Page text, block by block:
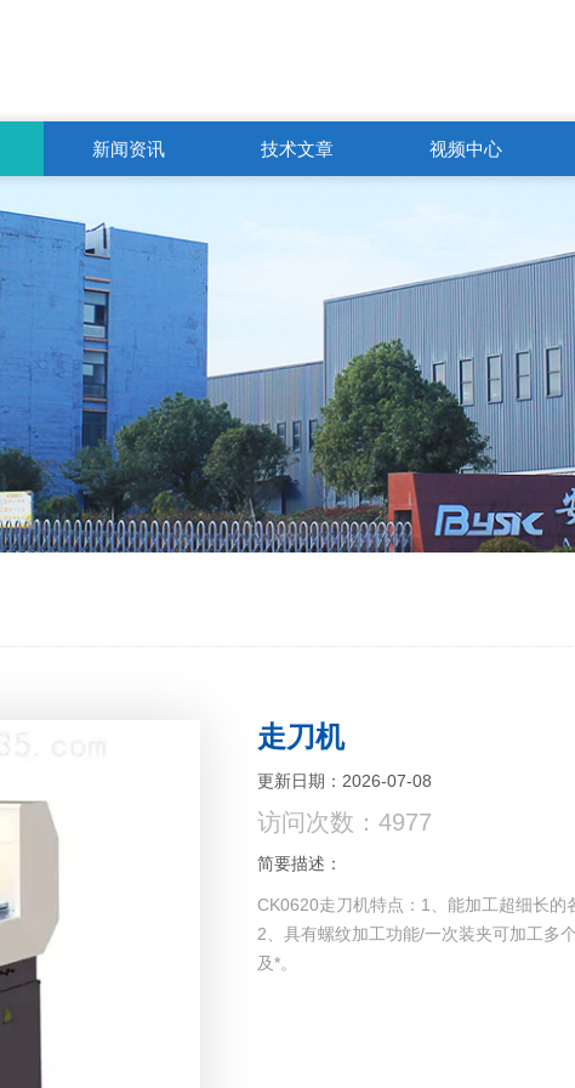
新闻资讯 技术文章 视频中心
走刀机
更新日期：2026-07-08
访问次数：4977
简要描述：
CK0620走刀机特点：1、能加工超细长的
2、具有螺纹加工功能/一次装夹可加工多
及*。